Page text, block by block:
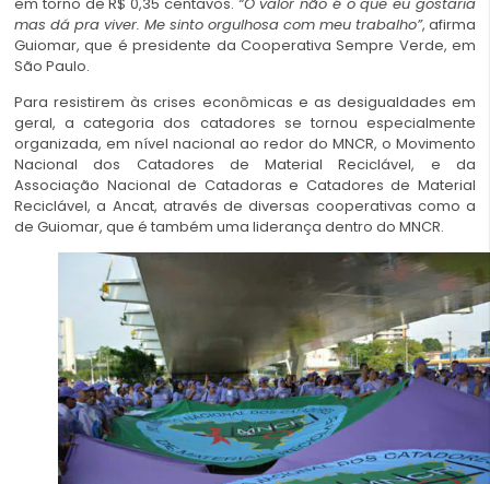
mas dá pra viver. Me sinto orgulhosa com meu trabalho”, afirma
Guiomar, que é presidente da Cooperativa Sempre Verde, em
São Paulo.
Para resistirem às crises econômicas e as desigualdades em
geral, a categoria dos catadores se tornou especialmente
organizada, em nível nacional ao redor do MNCR, o Movimento
Nacional dos Catadores de Material Reciclável, e da
Associação Nacional de Catadoras e Catadores de Material
Reciclável, a Ancat, através de diversas cooperativas como a
de Guiomar, que é também uma liderança dentro do MNCR.